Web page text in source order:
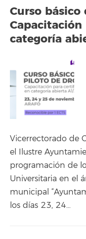
Curso
categoría
Vicerrectorado de
el Ilustre
programación de
Universitaria en el
municipal
los días 23, 24…